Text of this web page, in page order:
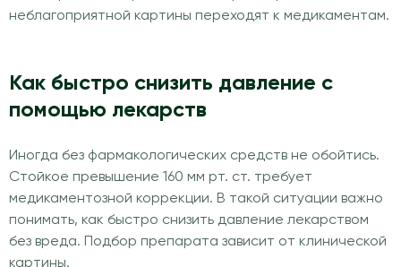
неблагоприятной картины переходят к медикаментам.
Как быстро снизить давление с
помощью лекарств
Иногда без фармакологических средств не обойтись.
Стойкое превышение 160 мм рт. ст. требует
медикаментозной коррекции. В такой ситуации важно
понимать, как быстро снизить давление лекарством
без вреда. Подбор препарата зависит от клинической
картины.